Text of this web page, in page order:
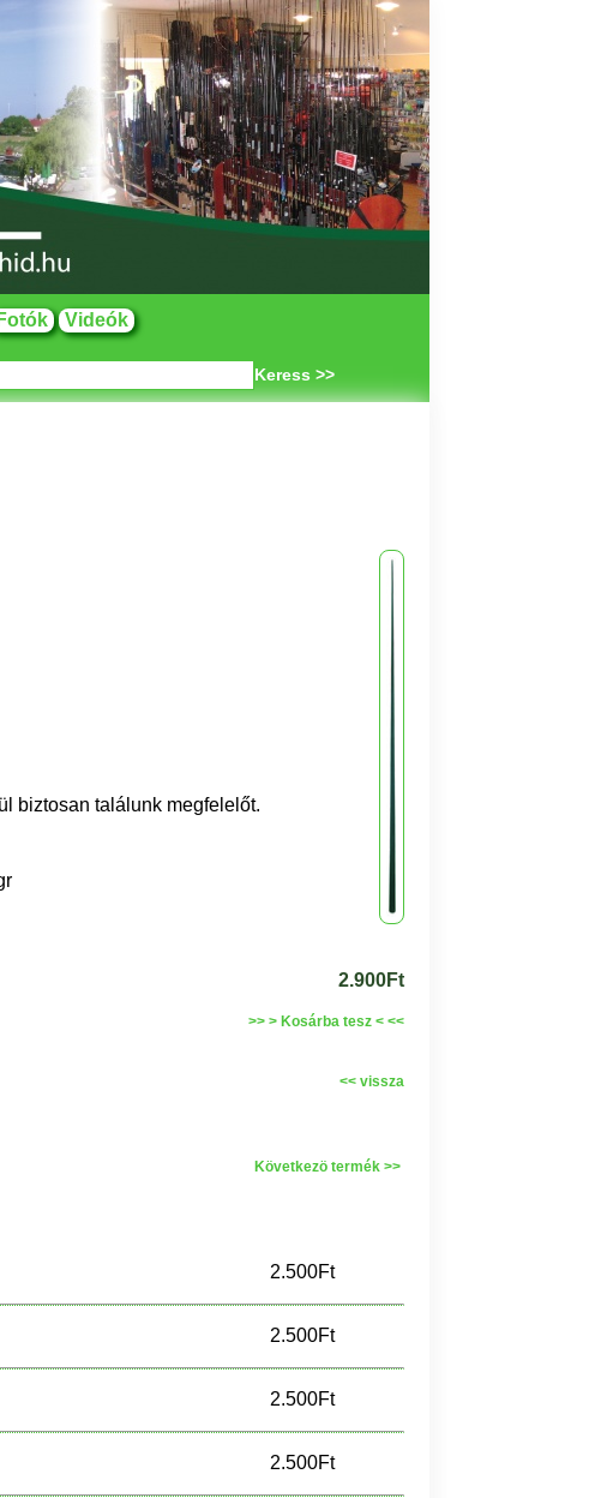
Fotók Videók
Keress >>
biztosan találunk megfelelőt.
2.900Ft
>> > Kosárba tesz < <<
<< vissza
Következö termék >>
2.500Ft
2.500Ft
2.500Ft
2.500Ft